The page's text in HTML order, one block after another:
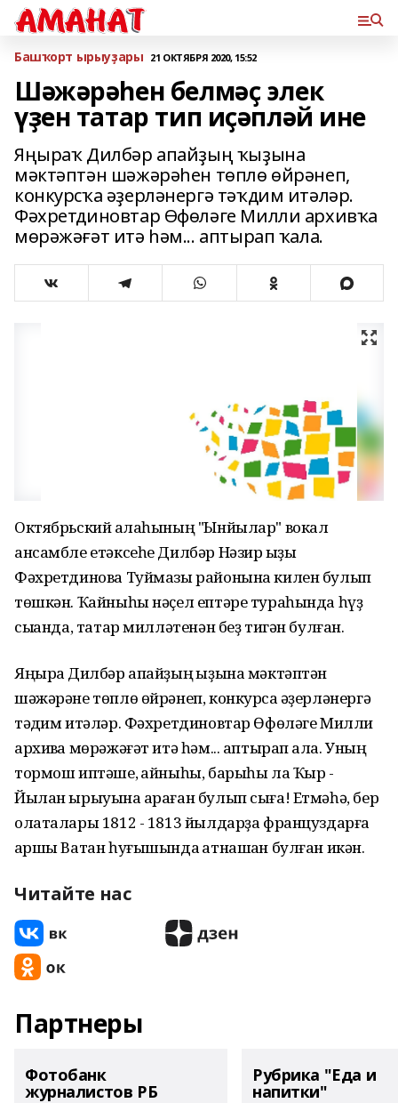
Башҡорт ырыуҙары 21 ОКТЯБРЯ 2020, 15:52
Шәжәрәһен белмәҫ элек
үҙен татар тип иҫәпләй ине
Яңыраҡ Дилбәр апайҙың ҡыҙына
мәктәптән шәжәрәһен төплө өйрәнеп,
конкурсҡа әҙерләнергә тәҡдим итәләр.
Фәхретдиновтар Өфөләге Милли архивҡа
мөрәжәғәт итә һәм... аптырап ҡала.
Октябрьский ҡалаһының "Ынйылар" вокал
ансамбле етәксеһе Дилбәр Нәзир ҡыҙы
Фәхретдинова Туймазы районына килен булып
төшкән. Ҡайныһы нәҫел ептәре тураһында һүҙ
сыҡҡанда, татар милләтенән беҙ тигән булған.
Яңыраҡ Дилбәр апайҙың ҡыҙына мәктәптән
шәжәрәне төплө өйрәнеп, конкурсҡа әҙерләнергә
тәҡдим итәләр. Фәхретдиновтар Өфөләге Милли
архивҡа мөрәжәғәт итә һәм... аптырап ҡала. Уның
тормош иптәше, ҡайныһы, барыһы ла Ҡыр -
Йылан ырыуына ҡараған булып сыға! Етмәһә, бер
олаталары 1812 - 1813 йылдарҙа француздарға
ҡаршы Ватан һуғышында ҡатнашҡан булған икән.
Читайте нас
Партнеры
Фотобанк
журналистов РБ
Рубрика "Еда и
напитки"